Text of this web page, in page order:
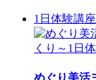
1日体験講座